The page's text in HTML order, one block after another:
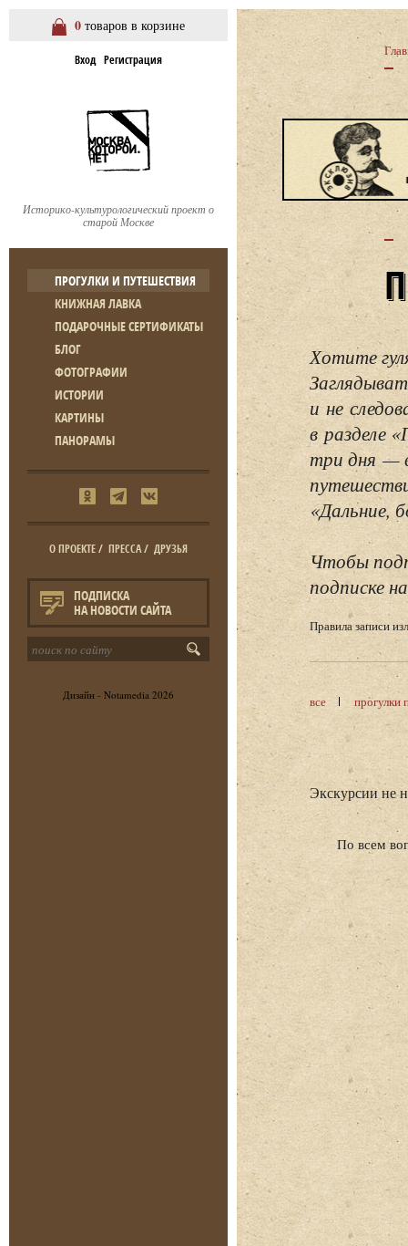
0 товаров в корзине
Вход Регистрация
Историко-культурологический проект о
старой Москве
ПРОГУЛКИ И ПУТЕШЕСТВИЯ
КНИЖНАЯ ЛАВКА
ПОДАРОЧНЫЕ СЕРТИФИКАТЫ
БЛОГ
ФОТОГРАФИИ
ИСТОРИИ
КАРТИНЫ
ПАНОРАМЫ
О ПРОЕКТЕ/ ПРЕССА/ ДРУЗЬЯ
ПОДПИСКА
НА НОВОСТИ САЙТА
Дизайн - Notamedia 2026
Хотите
и не
в разделе
три дня —
«Дальние,
Чтобы
подписке
Правила записи
все прогулки
Экскурсии не
По всем